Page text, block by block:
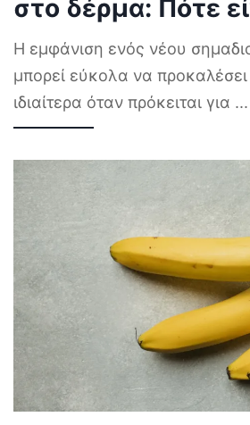
στο δέρμα: Πότε
Η εμφάνιση ενός νέου
μπορεί εύκολα να
ιδιαίτερα όταν πρόκειται για ...